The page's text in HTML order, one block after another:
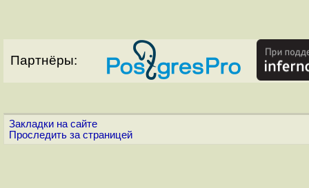
Партнёры:
Закладки на сайте
Проследить за страницей